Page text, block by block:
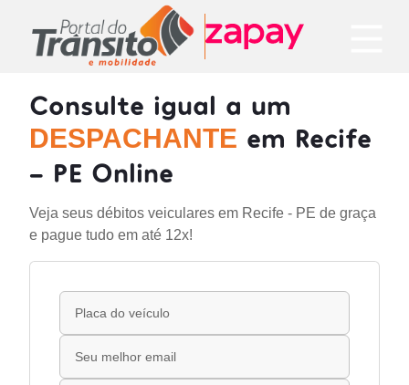
Consulte igual a um
DESPACHANTE em Recife
- PE Online
Veja seus débitos veiculares em Recife - PE de graça
e pague tudo em até 12x!